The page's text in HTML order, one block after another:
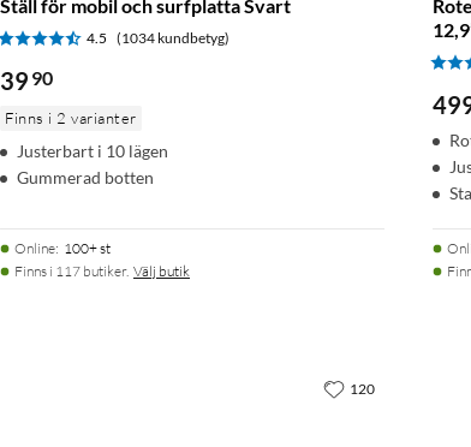
Ställ för mobil och surfplatta Svart
4.5 (1034 kundbetyg)
39 90
Finns i 2 varianter
Justerbart i 10 lägen
Gummerad botten
Online: 100+ st
Finns i 117 butiker. Välj butik
120